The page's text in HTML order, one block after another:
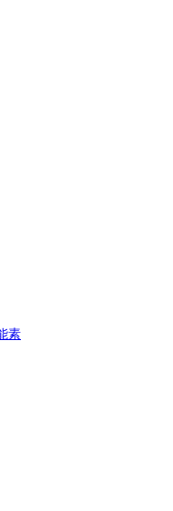
素